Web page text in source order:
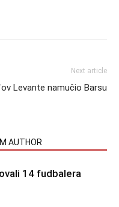
Next article
Levante namučio Barsu
AUTHOR
14 fudbalera